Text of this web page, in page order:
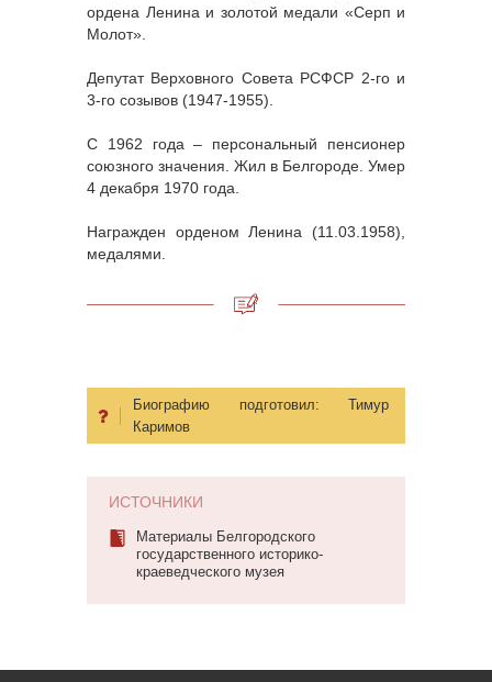
ордена Ленина и золотой медали «Серп и
Молот».
Депутат Верховного Совета РСФСР 2-го и
3-го созывов (1947-1955).
С 1962 года – персональный пенсионер
союзного значения. Жил в Белгороде. Умер
4 декабря 1970 года.
Награжден орденом Ленина (11.03.1958),
медалями.
Биографию подготовил: Тимур
Каримов
ИСТОЧНИКИ
Материалы Белгородского
государственного историко-
краеведческого музея